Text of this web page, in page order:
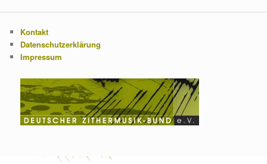
Kontakt
Datenschutzerklärung
Impressum